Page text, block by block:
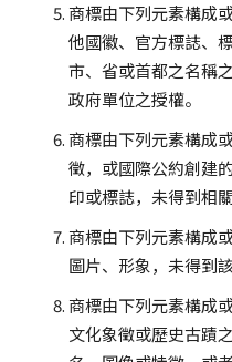
商標由下列元素構成
他國徽、官方標誌、
市、省或首都之名稱
政府單位之授權。
商標由下列元素構成
徵，或國際公約創建
印或標誌，未得到相
商標由下列元素構成
圖片、形象，未得到
商標由下列元素構成
文化象徵或歷史古蹟